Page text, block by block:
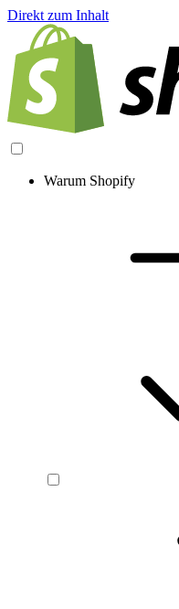
Direkt zum Inhalt
Warum Shopify